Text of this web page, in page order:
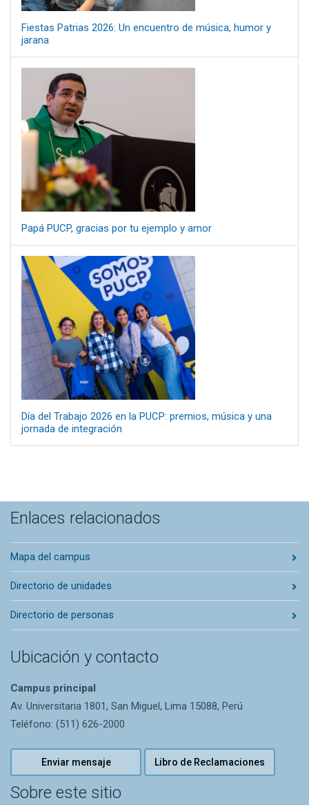
Fiestas Patrias 2026: Un encuentro de música, humor y
jarana
Papá PUCP, gracias por tu ejemplo y amor
Día del Trabajo 2026 en la PUCP: premios, música y una
jornada de integración
Enlaces relacionados
Mapa del campus
Directorio de unidades
Directorio de personas
Ubicación y contacto
Campus principal
Av. Universitaria 1801, San Miguel, Lima 15088, Perú
Teléfono: (511) 626-2000
Enviar mensaje Libro de Reclamaciones
Sobre este sitio